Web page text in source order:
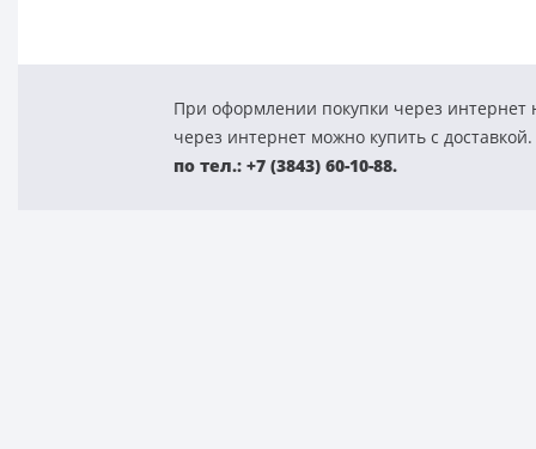
При оформлении покупки через интернет
через интернет можно купить с
по тел.: +7 (3843) 60-10-88.